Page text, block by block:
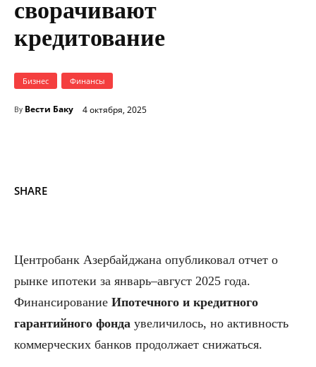
сворачивают
кредитование
Бизнес Финансы
By Вести Баку 4 октября, 2025
SHARE
Центробанк Азербайджана опубликовал отчет о
рынке ипотеки за январь–август 2025 года.
Финансирование Ипотечного и кредитного
гарантийного фонда увеличилось, но активность
коммерческих банков продолжает снижаться.